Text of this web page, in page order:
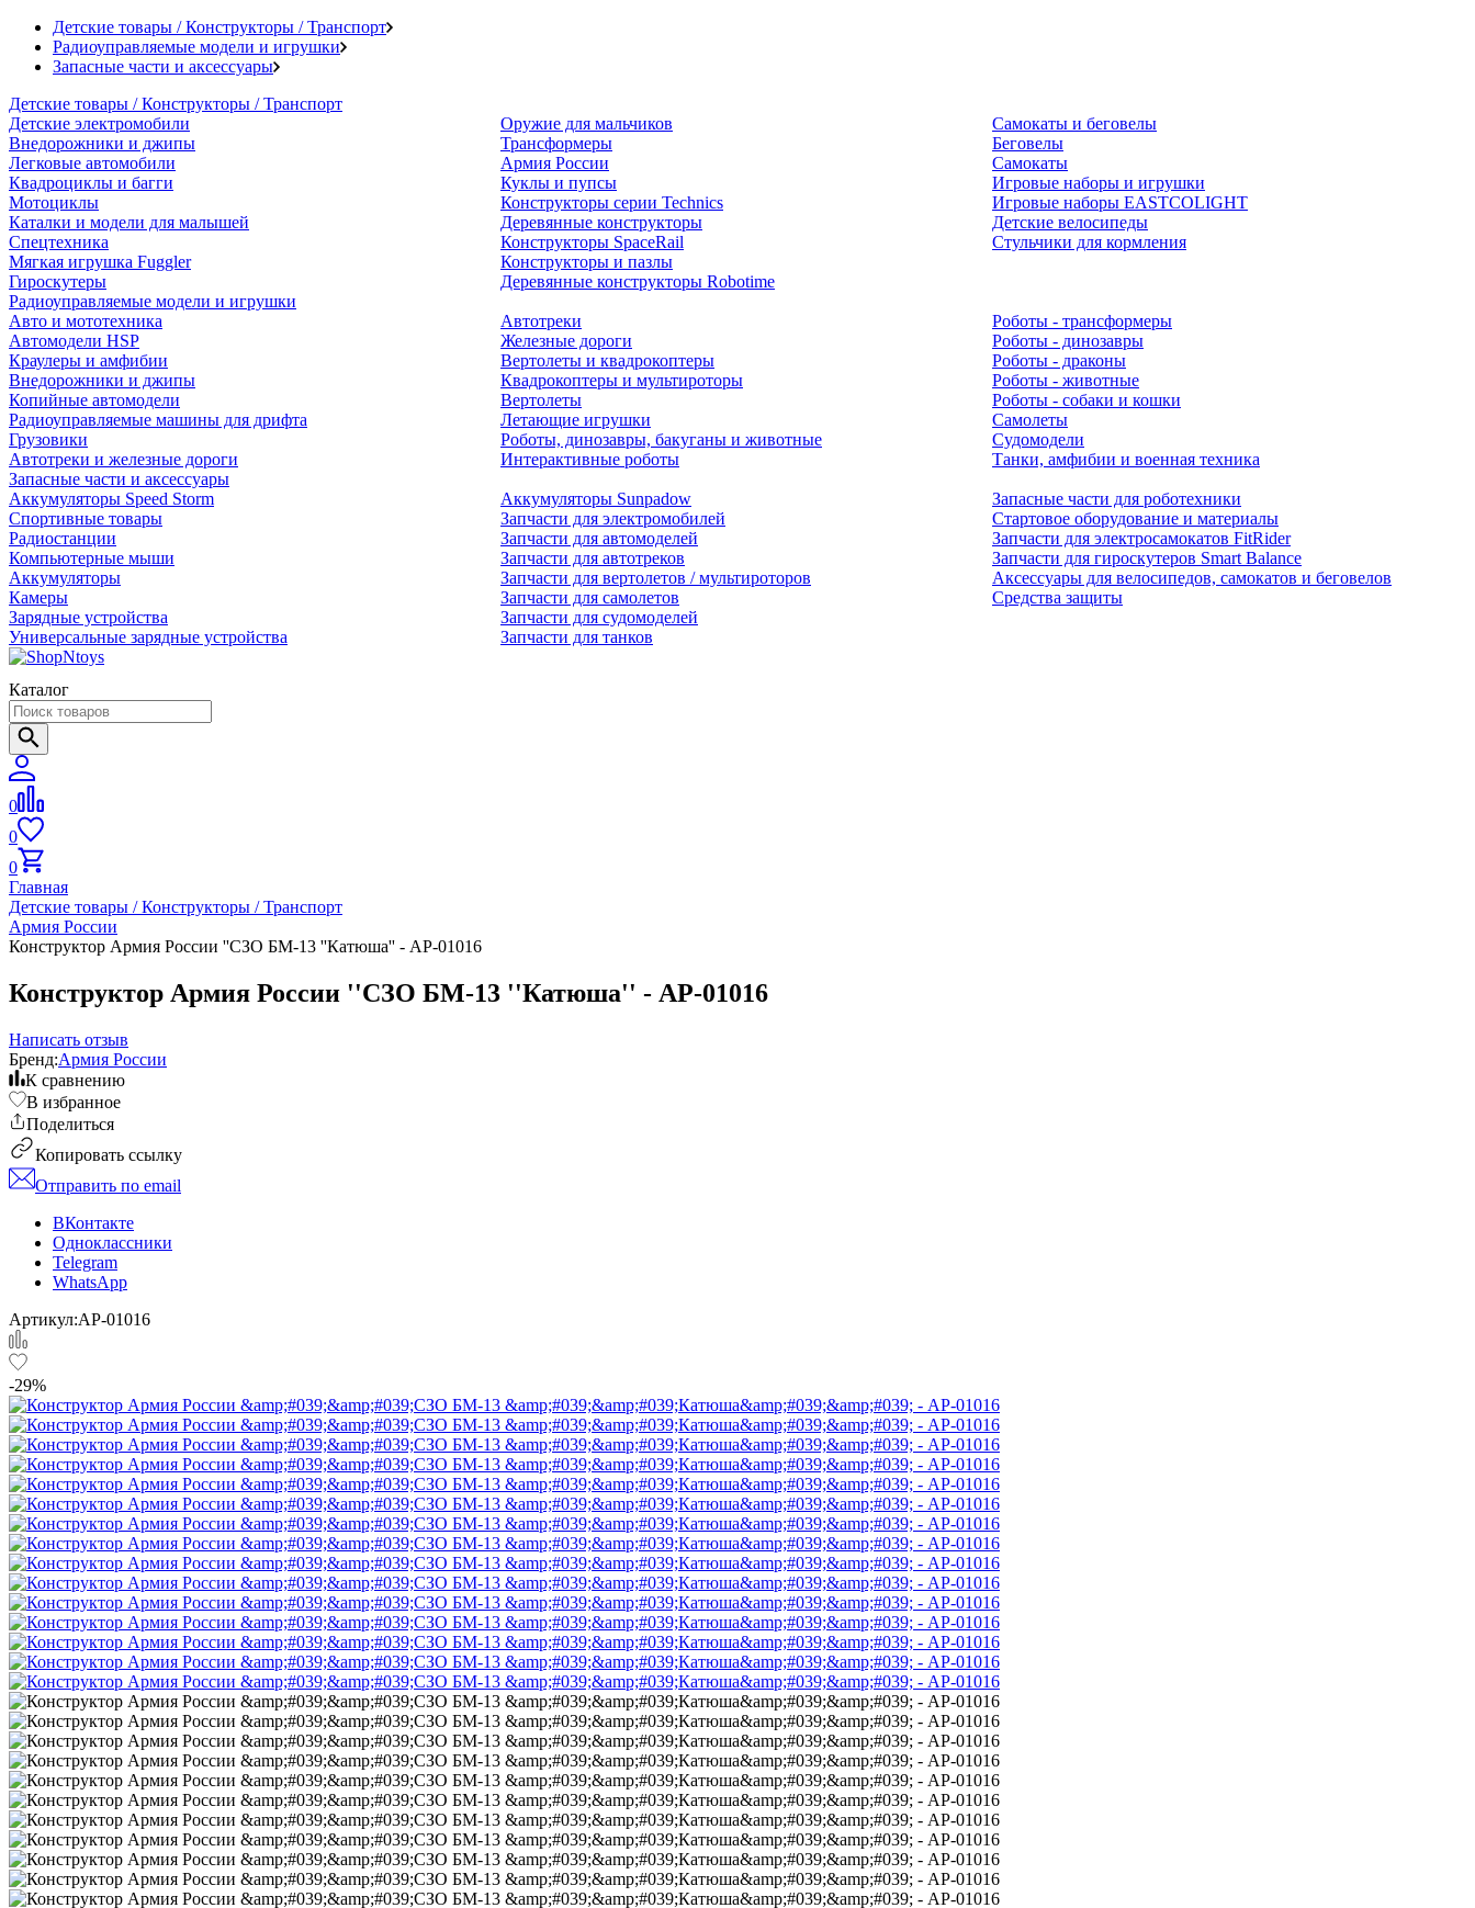
Детские товары / Конструкторы / Транспорт
Радиоуправляемые модели и игрушки
Запасные части и аксессуары
Детские товары / Конструкторы / Транспорт
Детские электромобили
Внедорожники и джипы
Легковые автомобили
Квадроциклы и багги
Мотоциклы
Каталки и модели для малышей
Спецтехника
Мягкая игрушка Fuggler
Гироскутеры
Оружие для мальчиков
Трансформеры
Армия России
Куклы и пупсы
Конструкторы серии Technics
Деревянные конструкторы
Конструкторы SpaceRail
Конструкторы и пазлы
Деревянные конструкторы Robotime
Самокаты и беговелы
Беговелы
Самокаты
Игровые наборы и игрушки
Игровые наборы EASTCOLIGHT
Детские велосипеды
Стульчики для кормления
Радиоуправляемые модели и игрушки
Авто и мототехника
Автомодели HSP
Краулеры и амфибии
Внедорожники и джипы
Копийные автомодели
Радиоуправляемые машины для дрифта
Грузовики
Автотреки и железные дороги
Автотреки
Железные дороги
Вертолеты и квадрокоптеры
Квадрокоптеры и мультироторы
Вертолеты
Летающие игрушки
Роботы, динозавры, бакуганы и животные
Интерактивные роботы
Роботы - трансформеры
Роботы - динозавры
Роботы - драконы
Роботы - животные
Роботы - собаки и кошки
Самолеты
Судомодели
Танки, амфибии и военная техника
Запасные части и аксессуары
Аккумуляторы Speed Storm
Спортивные товары
Радиостанции
Компьютерные мыши
Аккумуляторы
Камеры
Зарядные устройства
Универсальные зарядные устройства
Аккумуляторы Sunpadow
Запчасти для электромобилей
Запчасти для автомоделей
Запчасти для автотреков
Запчасти для вертолетов / мультироторов
Запчасти для самолетов
Запчасти для судомоделей
Запчасти для танков
Запасные части для роботехники
Стартовое оборудование и материалы
Запчасти для электросамокатов FitRider
Запчасти для гироскутеров Smart Balance
Аксессуары для велосипедов, самокатов и беговелов
Средства защиты
Каталог
0
0
0
Главная
Детские товары / Конструкторы / Транспорт
Армия России
Конструктор Армия России ''СЗО БМ-13 ''Катюша'' - АР-01016
Конструктор Армия России ''СЗО БМ-13 ''Катюша'' - АР-01016
Написать отзыв
Бренд:Армия России
К сравнению
В избранное
Поделиться
Копировать ссылку
Отправить по email
ВКонтакте
Одноклассники
Telegram
WhatsApp
Артикул:АР-01016
-29%